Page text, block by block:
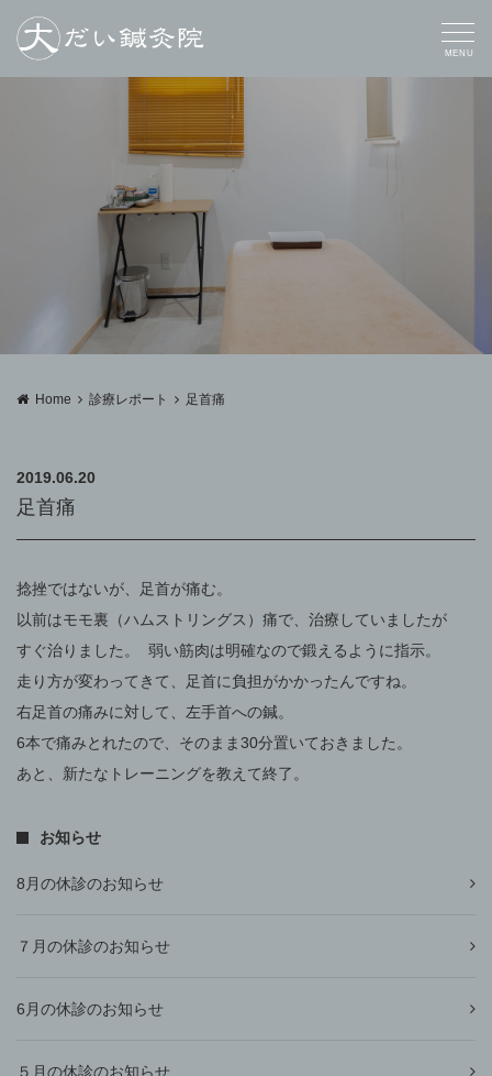
MENU
Home 診療レポート 足首痛
2019.06.20
足首痛
捻挫ではないが、足首が痛む。
以前はモモ裏（ハムストリングス）痛で、治療していましたが
すぐ治りました。 弱い筋肉は明確なので鍛えるように指示。
走り方が変わってきて、足首に負担がかかったんですね。
右足首の痛みに対して、左手首への鍼。
6本で痛みとれたので、そのまま30分置いておきました。
あと、新たなトレーニングを教えて終了。
お知らせ
8月の休診のお知らせ
７月の休診のお知らせ
6月の休診のお知らせ
５月の休診のお知らせ